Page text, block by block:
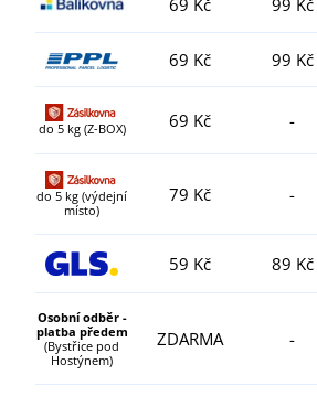
69 Kč 99 Kč
do 5 kg (Z-BOX) 69 Kč -
do 5 kg (výdejní
místo)
79 Kč -
59 Kč 89 Kč
Osobní odběr -
platba předem
(Bystřice pod
Hostýnem)
ZDARMA -